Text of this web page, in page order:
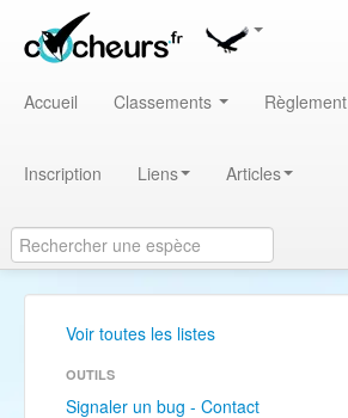
Accueil Classements Règlement
Inscription Liens Articles
Voir toutes les listes
OUTILS
Signaler un bug - Contact